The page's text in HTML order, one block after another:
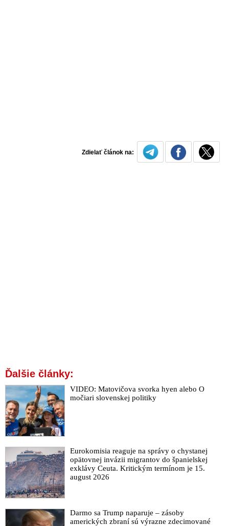
Zdielať článok na:
Ďalšie články:
VIDEO: Matovičova svorka hyen alebo O
močiari slovenskej politiky
Eurokomisia reaguje na správy o chystanej
opätovnej invázii migrantov do španielskej
exklávy Ceuta. Kritickým termínom je 15.
august 2026
Darmo sa Trump naparuje – zásoby
amerických zbraní sú výrazne zdecimované